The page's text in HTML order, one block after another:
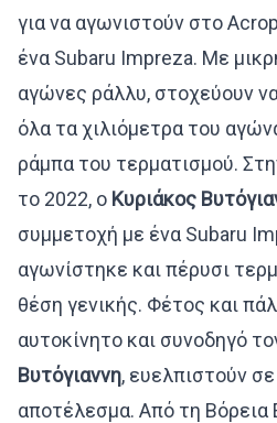
για να αγωνιστούν στο
ένα Subaru Impreza. Με
αγώνες ράλλυ, στοχεύουν
όλα τα χιλιόμετρα του
ράμπα του τερματισμού.
το 2022, ο Κυριάκος
συμμετοχή με ένα Subaru
αγωνίστηκε και πέρυσι
θέση γενικής. Φέτος και
αυτοκίνητο και συνοδηγό
Βυτόγιαννη, ευελπιστούν
αποτέλεσμα. Από τη Βόρεια